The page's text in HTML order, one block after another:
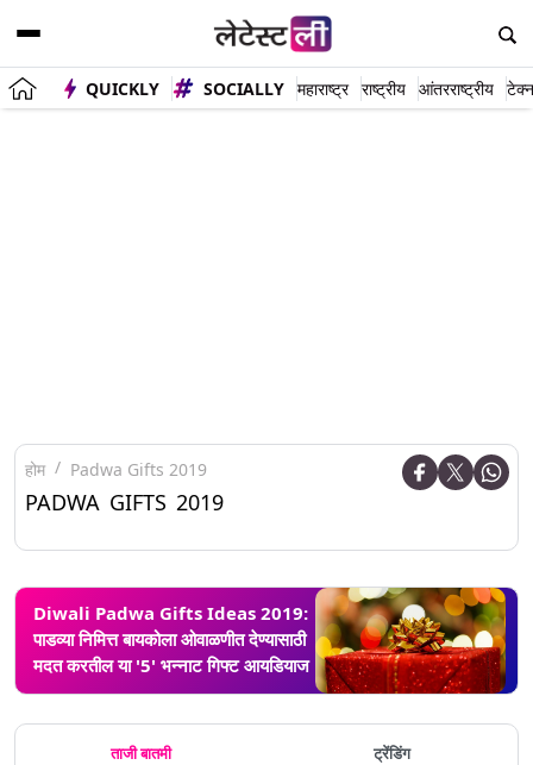
QUICKLY SOCIALLY महाराष्ट्र राष्ट्रीय आंतरराष्ट्रीय
होम Padwa Gifts 2019
PADWA GIFTS 2019
Diwali Padwa Gifts Ideas 2019:
पाडव्या निमित्त बायकोला ओवाळणीत देण्यासाठी
मदत करतील या '5' भन्नाट गिफ्ट आयडियाज
ताजी बातमी ट्रेंडिंग